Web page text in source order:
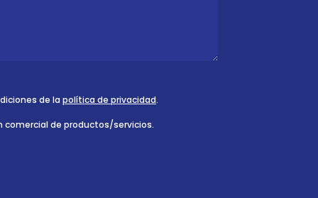
de la política de privacidad.
comercial de productos/servicios.